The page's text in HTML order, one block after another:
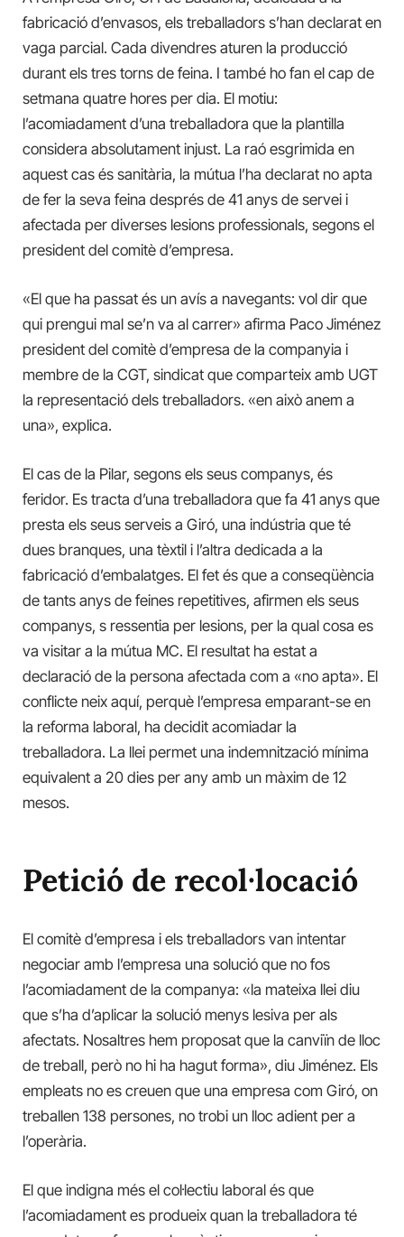
fabricació d’envasos, els treballadors s’han declarat en
vaga parcial. Cada divendres aturen la producció
durant els tres torns de feina. I també ho fan el cap de
setmana quatre hores per dia. El motiu:
l’acomiadament d’una treballadora que la plantilla
considera absolutament injust. La raó esgrimida en
aquest cas és sanitària, la mútua l’ha declarat no apta
de fer la seva feina després de 41 anys de servei i
afectada per diverses lesions professionals, segons el
president del comitè d’empresa.
«El que ha passat és un avís a navegants: vol dir que
qui prengui mal se’n va al carrer» afirma Paco Jiménez
president del comitè d’empresa de la companyia i
membre de la CGT, sindicat que comparteix amb UGT
la representació dels treballadors. «en això anem a
una», explica.
El cas de la Pilar, segons els seus companys, és
feridor. Es tracta d’una treballadora que fa 41 anys que
presta els seus serveis a Giró, una indústria que té
dues branques, una tèxtil i l’altra dedicada a la
fabricació d’embalatges. El fet és que a conseqüència
de tants anys de feines repetitives, afirmen els seus
companys, s ressentia per lesions, per la qual cosa es
va visitar a la mútua MC. El resultat ha estat a
declaració de la persona afectada com a «no apta». El
conflicte neix aquí, perquè l’empresa emparant-se en
la reforma laboral, ha decidit acomiadar la
treballadora. La llei permet una indemnització mínima
equivalent a 20 dies per any amb un màxim de 12
mesos.
Petició de recol·locació
El comitè d’empresa i els treballadors van intentar
negociar amb l’empresa una solució que no fos
l’acomiadament de la companya: «la mateixa llei diu
que s’ha d’aplicar la solució menys lesiva per als
afectats. Nosaltres hem proposat que la canviïn de lloc
de treball, però no hi ha hagut forma», diu Jiménez. Els
empleats no es creuen que una empresa com Giró, on
treballen 138 persones, no trobi un lloc adient per a
l’operària.
El que indigna més el col·lectiu laboral és que
l’acomiadament es produeix quan la treballadora té